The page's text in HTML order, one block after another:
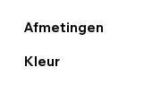
Afmetingen
Kleur